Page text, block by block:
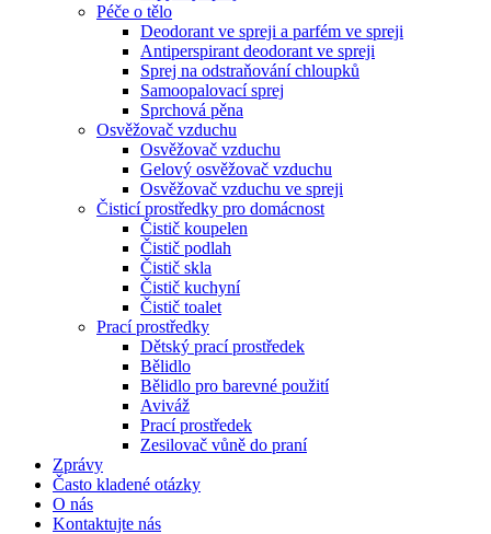
Péče o tělo
Deodorant ve spreji a parfém ve spreji
Antiperspirant deodorant ve spreji
Sprej na odstraňování chloupků
Samoopalovací sprej
Sprchová pěna
Osvěžovač vzduchu
Osvěžovač vzduchu
Gelový osvěžovač vzduchu
Osvěžovač vzduchu ve spreji
Čisticí prostředky pro domácnost
Čistič koupelen
Čistič podlah
Čistič skla
Čistič kuchyní
Čistič toalet
Prací prostředky
Dětský prací prostředek
Bělidlo
Bělidlo pro barevné použití
Aviváž
Prací prostředek
Zesilovač vůně do praní
Zprávy
Často kladené otázky
O nás
Kontaktujte nás